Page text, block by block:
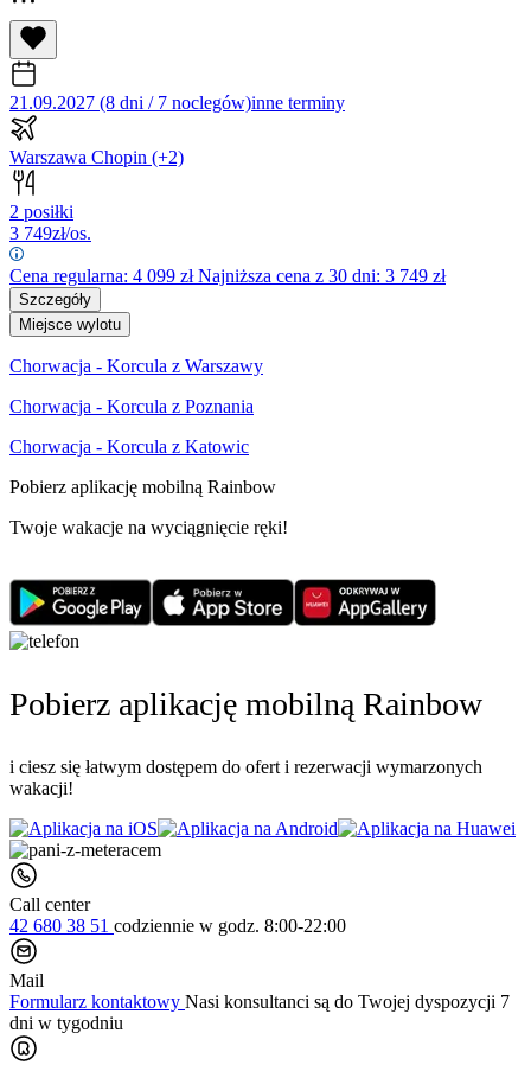
21.09.2027 (8 dni / 7 noclegów)inne terminy
Warszawa Chopin (+2)
2 posiłki
3 749zł/os.
Cena regularna: 4 099 złNajniższa cena z 30 dni: 3 749 zł
Szczegóły
Miejsce wylotu
Chorwacja - Korcula z Warszawy
Chorwacja - Korcula z Poznania
Chorwacja - Korcula z Katowic
Pobierz aplikację mobilną Rainbow
Twoje wakacje na wyciągnięcie ręki!
Pobierz aplikację mobilną Rainbow
i ciesz się łatwym dostępem do ofert i rezerwacji wymarzonych
wakacji!
Call center
42 680 38 51 codziennie w godz. 8:00-22:00
Mail
Formularz kontaktowy Nasi konsultanci są do Twojej dyspozycji 7
dni w tygodniu